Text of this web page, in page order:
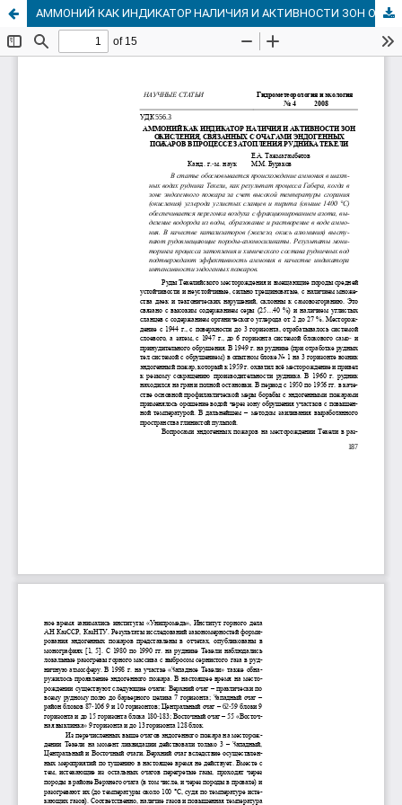
АММОНИЙ КАК ИНДИКАТОР НАЛИЧИЯ И АКТИВНОСТИ ЗОН ОКИСЛЕНИЯ, СВЯЗАННЫХ С ОЧАГАМИ ЭНДОГЕННЫХ ПОЖАРОВ В ПРОЦЕССЕ ЗАТОПЛЕНИЯ РУДНИКА ТЕКЕЛИ